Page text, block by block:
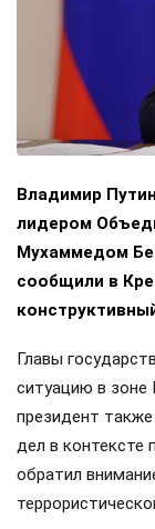
Владимир
лидером
Мухаммедом
сообщили в
Главы
ситуацию в зоне
президент
дел в контексте
обратил